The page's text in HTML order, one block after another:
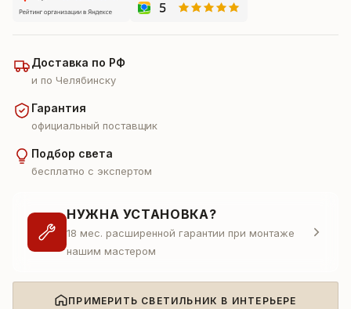
Доставка по РФ
и по Челябинску
Гарантия
официальный поставщик
Подбор света
бесплатно с экспертом
НУЖНА УСТАНОВКА?
18 мес. расширенной гарантии при монтаже
нашим мастером
ПРИМЕРИТЬ СВЕТИЛЬНИК В ИНТЕРЬЕРЕ